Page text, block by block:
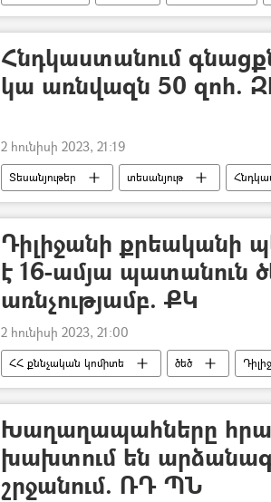
Հնդկաստանում
կա առնվազն 50 զոհ.
2 հունիսի 2023, 21:19
Տեսանյութեր տեսանյութ
Վթար, պատահար, սպանություն, գողություն
Դիլիջանի քրեականի
է 16-ամյա պատանուն
առնչությամբ. ՔԿ
2 հունիսի 2023, 21:00
ՀՀ քննչական կոմիտե ծեծ
ՀՀ դատախազություն
պատանի
Խաղաղապահները
խախտում են
շրջանում. ՌԴ ՊՆ